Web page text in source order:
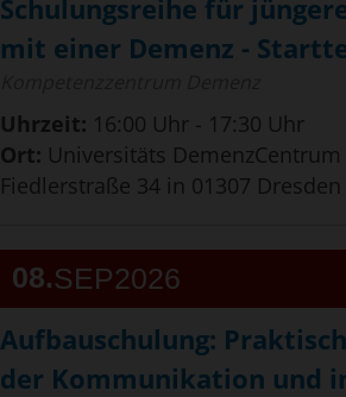
Schulungsreihe für
mit einer Demenz -
Uhrzeit: 16:00 Uhr - 17:30 Uhr
Ort: Universitäts DemenzCentrum
Fiedlerstraße 34 in 01307 Dresden
08 SEP2026
Aufbauschulung:
der Kommunikation und